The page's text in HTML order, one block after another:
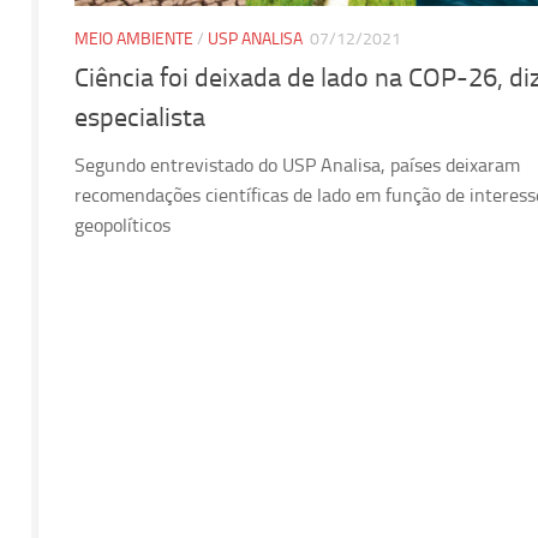
MEIO AMBIENTE / USP ANALISA 07/12/2021
Ciência foi deixada de lado na COP-26,
especialista
Segundo entrevistado do USP Analisa, países deixaram
recomendações científicas de lado em função de
geopolíticos